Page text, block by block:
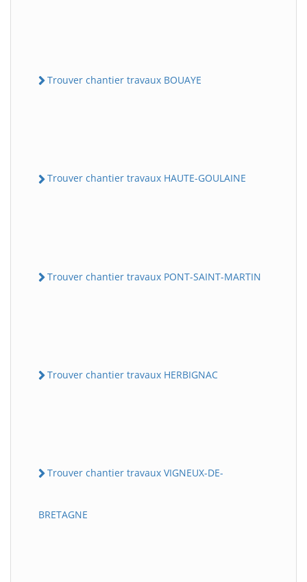
Trouver chantier travaux BOUAYE
Trouver chantier travaux HAUTE-GOULAINE
Trouver chantier travaux PONT-SAINT-MARTIN
Trouver chantier travaux HERBIGNAC
Trouver chantier travaux VIGNEUX-DE-
BRETAGNE